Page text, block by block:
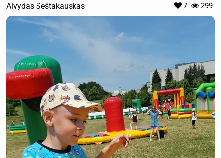
Alvydas Šeštakauskas 7 299